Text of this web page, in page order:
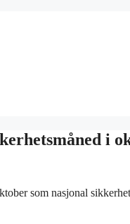
i
som nasjonal